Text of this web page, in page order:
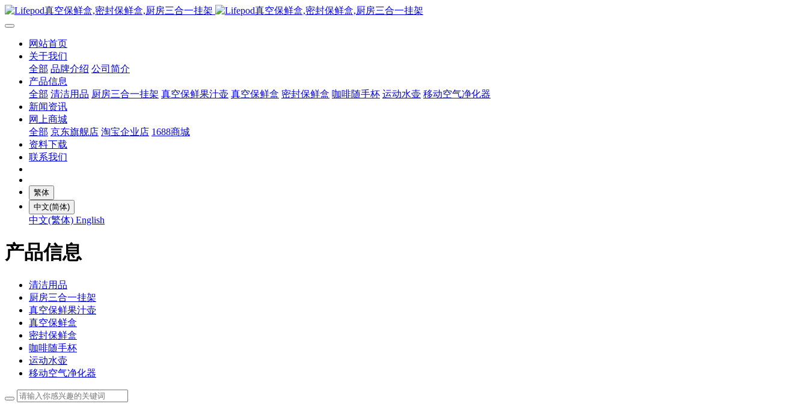
网站首页
关于我们
全部 品牌介绍 公司简介
产品信息
全部 清洁用品 厨房三合一挂架 真空保鲜果汁壶 真空保鲜盒 密封保鲜盒 咖啡随手杯 运动水壶 移动空气净化器
新闻资讯
网上商城
全部 京东旗舰店 淘宝企业店 1688商城
资料下载
联系我们
繁体
中文(简体)
中文(繁体) English
产品信息
清洁用品
厨房三合一挂架
真空保鲜果汁壶
真空保鲜盒
密封保鲜盒
咖啡随手杯
运动水壶
移动空气净化器